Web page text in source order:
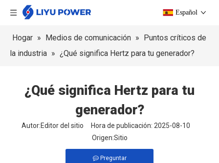
Español
Hogar » Medios de comunicación » Puntos críticos de
la industria » ¿Qué significa Hertz para tu generador?
¿Qué significa Hertz para tu
generador?
Autor:Editor del sitio Hora de publicación: 2025-08-10
Origen:Sitio
Preguntar